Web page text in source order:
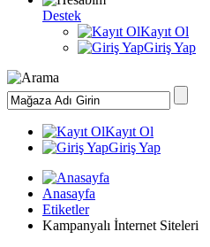
Destek
Kayıt Ol
Giriş Yap
Kayıt Ol
Giriş Yap
Anasayfa
Etiketler
Kampanyalı İnternet Siteleri